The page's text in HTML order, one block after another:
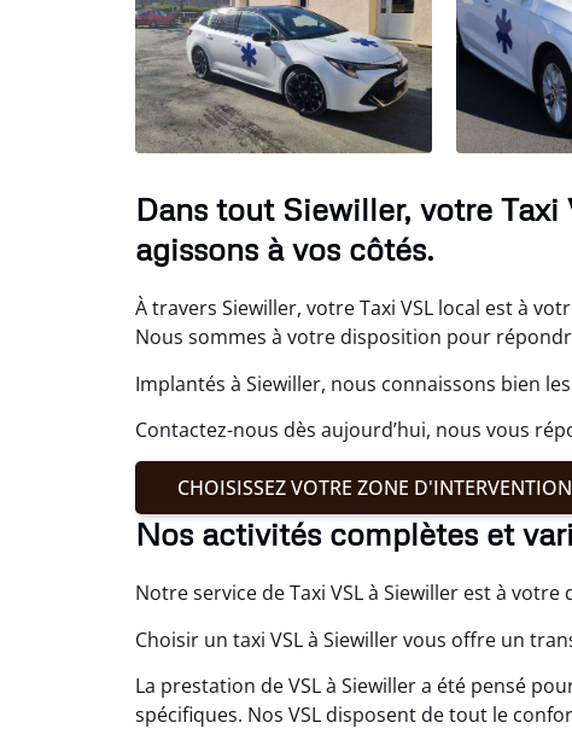
Dans tout Siewiller, votre
agissons à vos côtés.
À travers Siewiller, votre Taxi VSL local est à
Nous sommes à votre disposition pour
Implantés à Siewiller, nous connaissons bien
Contactez-nous dès aujourd’hui, nous vous
CHOISISSEZ VOTRE ZONE D'INTERVENTION
Nos activités complètes et
Notre service de Taxi VSL à Siewiller est à
Choisir un taxi VSL à Siewiller vous offre un
La prestation de VSL à Siewiller a été pensé
spécifiques. Nos VSL disposent de tout le